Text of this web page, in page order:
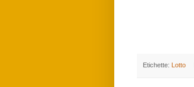
Etichette: Lotto